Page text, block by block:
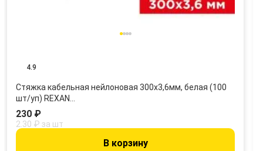
4.9
Стяжка кабельная нейлоновая 300x3,6мм, белая (100
шт/уп) REXAN…
230 ₽
2.30 ₽ за шт
В корзину